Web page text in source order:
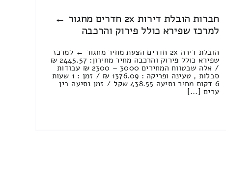
חברות הובלת דירות 2x חדרים מחגור ←
למרכז שפירא כולל פירוק והרכבה
הובלת דירה 2x חדרים הצעת מחיר מחגור ← למרכז
שפירא כולל פירוק והרכבה מחיר מחירון: 2445.57 ₪
/ אלה שבטווח המחירים 3000 – 2300 ₪ עבודות
סבלות , טעינה ופריקה : 1376.09 ₪ / זמן : 1 שעות
6 דקות מחיר נסיעה 438.55 שקל / זמן נסיעה בין
ערים [...]